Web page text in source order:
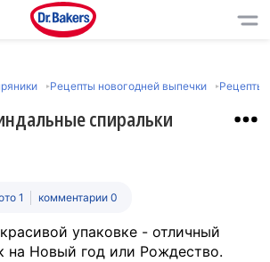
Рецепты новогодней выпечки Рецепты
спиральки
1 комментарии 0
упаковке - отличный
на Новый год или Рождество.